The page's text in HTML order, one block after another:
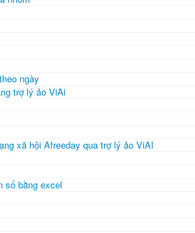
ngày
trợ lý ảo ViAi
xã hội Afreeday qua trợ lý ảo ViAI
số bằng excel